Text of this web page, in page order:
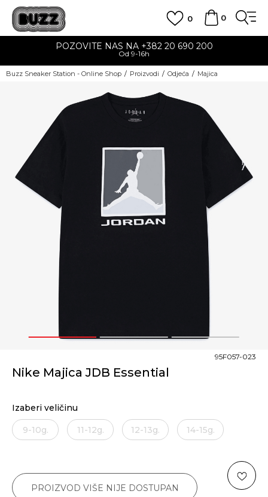
0
0
POZOVITE NAS NA +382 20 690 200
Od 9-16h
Buzz Sneaker Station - Online Shop Proizvodi Odjeća Majica
1 2 3
Nike Majica JDB Essential
95F057-023
Izaberi veličinu
9-10g. 11-12g. 12-13g. 14-15g.
PROIZVOD VIŠE NIJE DOSTUPAN